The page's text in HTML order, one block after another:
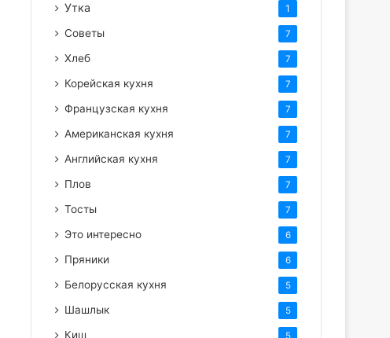
Утка 1
Советы 7
Хлеб 7
Корейская кухня 7
Французская кухня 7
Американская кухня 7
Английская кухня 7
Плов 7
Тосты 7
Это интересно 6
Пряники 6
Белорусская кухня 5
Шашлык 5
Киш 5